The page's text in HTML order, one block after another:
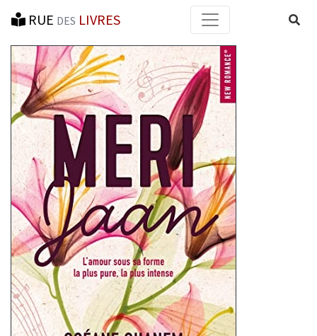
RUE DES LIVRES